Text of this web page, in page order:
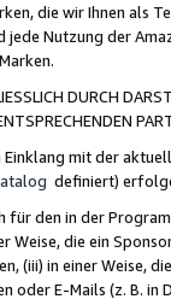
die wir Ihnen als
Nutzung der
DURCH
mit der
definiert)
für den in der
die ein
(iii) in einer Weise,
E-Mails (z. B. in